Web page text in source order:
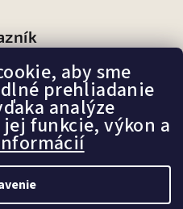
aby sme
prehliadanie
analýze
funkcie, výkon a
náš e-shop?
(87%)
to